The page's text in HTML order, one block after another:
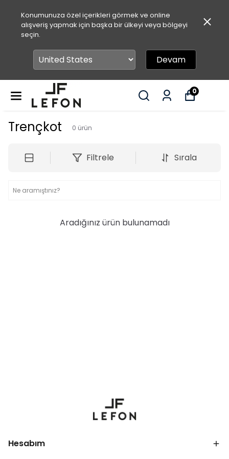
Konumunuza özel içerikleri görmek ve online
alışveriş yapmak için başka bir ülkeyi veya bölgeyi
seçin.
Devam
0
Trençkot 0 ürün
Filtrele Sırala
Aradığınız ürün bulunamadı
Hesabım